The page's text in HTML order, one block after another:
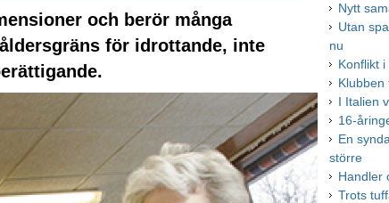
och berör många
för idrottande, inte
Nytt
Utan
nu
Konflikt
Klubben
I Italien
16-
En
större
Handler
Trots